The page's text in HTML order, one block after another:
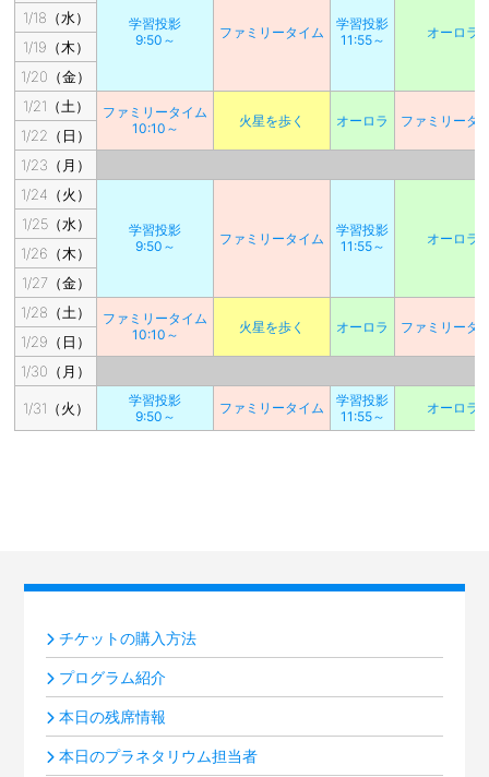
学習投影
9:50～
ファミリータイム
学習投影
11:55～
オーロラ
1/18（水）
1/19（木）
1/20（金）
1/21（土）
ファミリータイム
10:10～
火星を歩く オーロラ ファミリータ
1/22（日）
1/23（月）
1/24（火）
学習投影
9:50～
ファミリータイム
学習投影
11:55～
オーロラ
1/25（水）
1/26（木）
1/27（金）
1/28（土）
ファミリータイム
10:10～
火星を歩く オーロラ ファミリータ
1/29（日）
1/30（月）
1/31（火）
学習投影
9:50～
ファミリータイム
学習投影
11:55～
オーロラ
チケットの購入方法
プログラム紹介
本日の残席情報
本日のプラネタリウム担当者